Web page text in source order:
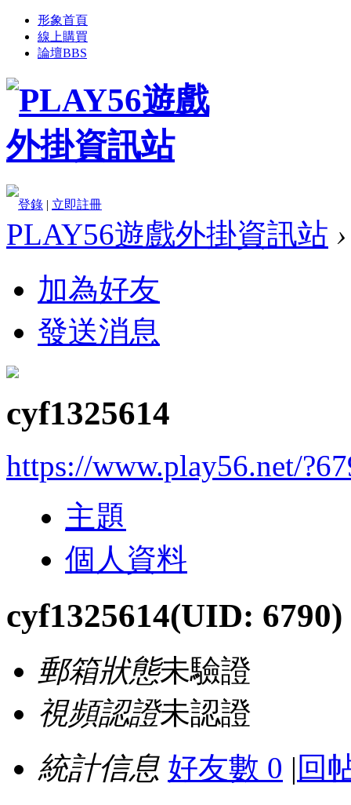
形象首頁
線上購買
論壇BBS
登錄 | 立即註冊
PLAY56遊戲外掛資訊站 ›
加為好友
發送消息
cyf1325614
https://www.play56.net/
主題
個人資料
cyf1325614(UID: 6790)
郵箱狀態未驗證
視頻認證未認證
統計信息 好友數 0 | 回